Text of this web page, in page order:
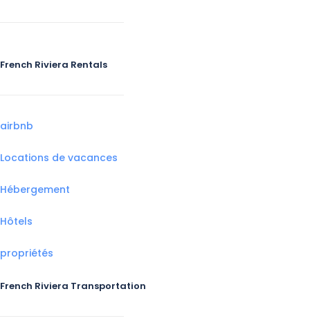
French Riviera Rentals
airbnb
Locations de vacances
Hébergement
Hôtels
propriétés
French Riviera Transportation